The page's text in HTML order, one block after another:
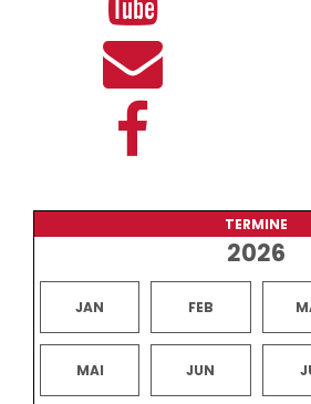
TERMINE
2026
JAN FEB
MAI JUN